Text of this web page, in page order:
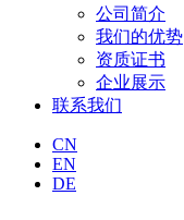
公司简介
我们的优势
资质证书
企业展示
联系我们
CN
EN
DE